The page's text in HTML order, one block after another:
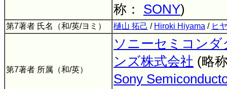
称： SONY)
第7著者 氏名（和/英/ヨミ） 樋山 拓己 / Hiroki Hiyama / ヒ
第7著者 所属（和/英）
ソニーセミコン
ンズ株式会社 (略
Sony